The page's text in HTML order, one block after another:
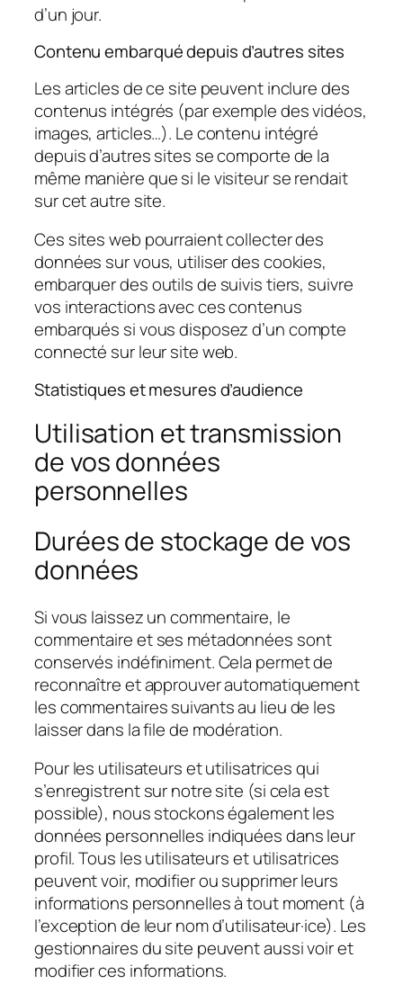
d’un jour.
Contenu embarqué depuis d’autres sites
Les articles de ce site peuvent inclure des
contenus intégrés (par exemple des vidéos,
images, articles…). Le contenu intégré
depuis d’autres sites se comporte de la
même manière que si le visiteur se rendait
sur cet autre site.
Ces sites web pourraient collecter des
données sur vous, utiliser des cookies,
embarquer des outils de suivis tiers, suivre
vos interactions avec ces contenus
embarqués si vous disposez d’un compte
connecté sur leur site web.
Statistiques et mesures d’audience
Utilisation et transmission
de vos données
personnelles
Durées de stockage de vos
données
Si vous laissez un commentaire, le
commentaire et ses métadonnées sont
conservés indéfiniment. Cela permet de
reconnaître et approuver automatiquement
les commentaires suivants au lieu de les
laisser dans la file de modération.
Pour les utilisateurs et utilisatrices qui
s’enregistrent sur notre site (si cela est
possible), nous stockons également les
données personnelles indiquées dans leur
profil. Tous les utilisateurs et utilisatrices
peuvent voir, modifier ou supprimer leurs
informations personnelles à tout moment (à
l’exception de leur nom d’utilisateur·ice). Les
gestionnaires du site peuvent aussi voir et
modifier ces informations.